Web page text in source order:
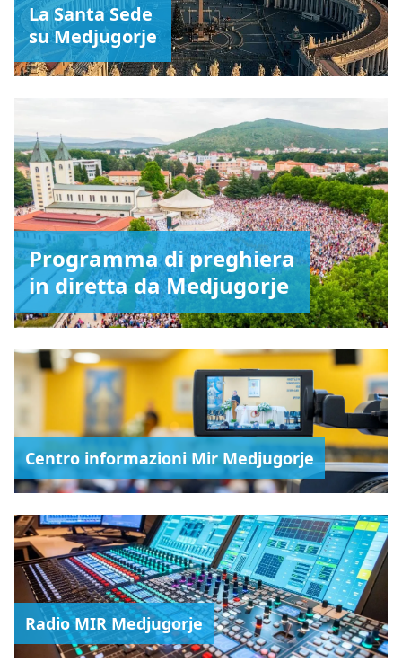
La Santa Sede
su Medjugorje
Programma di preghiera
in diretta da Medjugorje
Centro informazioni Mir Medjugorje
Radio MIR Medjugorje